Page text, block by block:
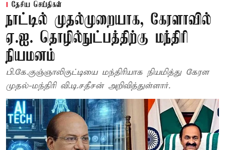
தேசிய செய்திகள்
நாட்டில் முதல்முறையாக, கேரளாவில்
ஏ.ஐ. தொழில்நுட்பத்திற்கு மந்திரி
நியமனம்
பி.கே.குஞ்ஞாலிகுட்டியை மந்திரியாக நியமித்து கேரள
முதல்-மந்திரி வி.டி.சதீசன் அறிவித்துள்ளார்.